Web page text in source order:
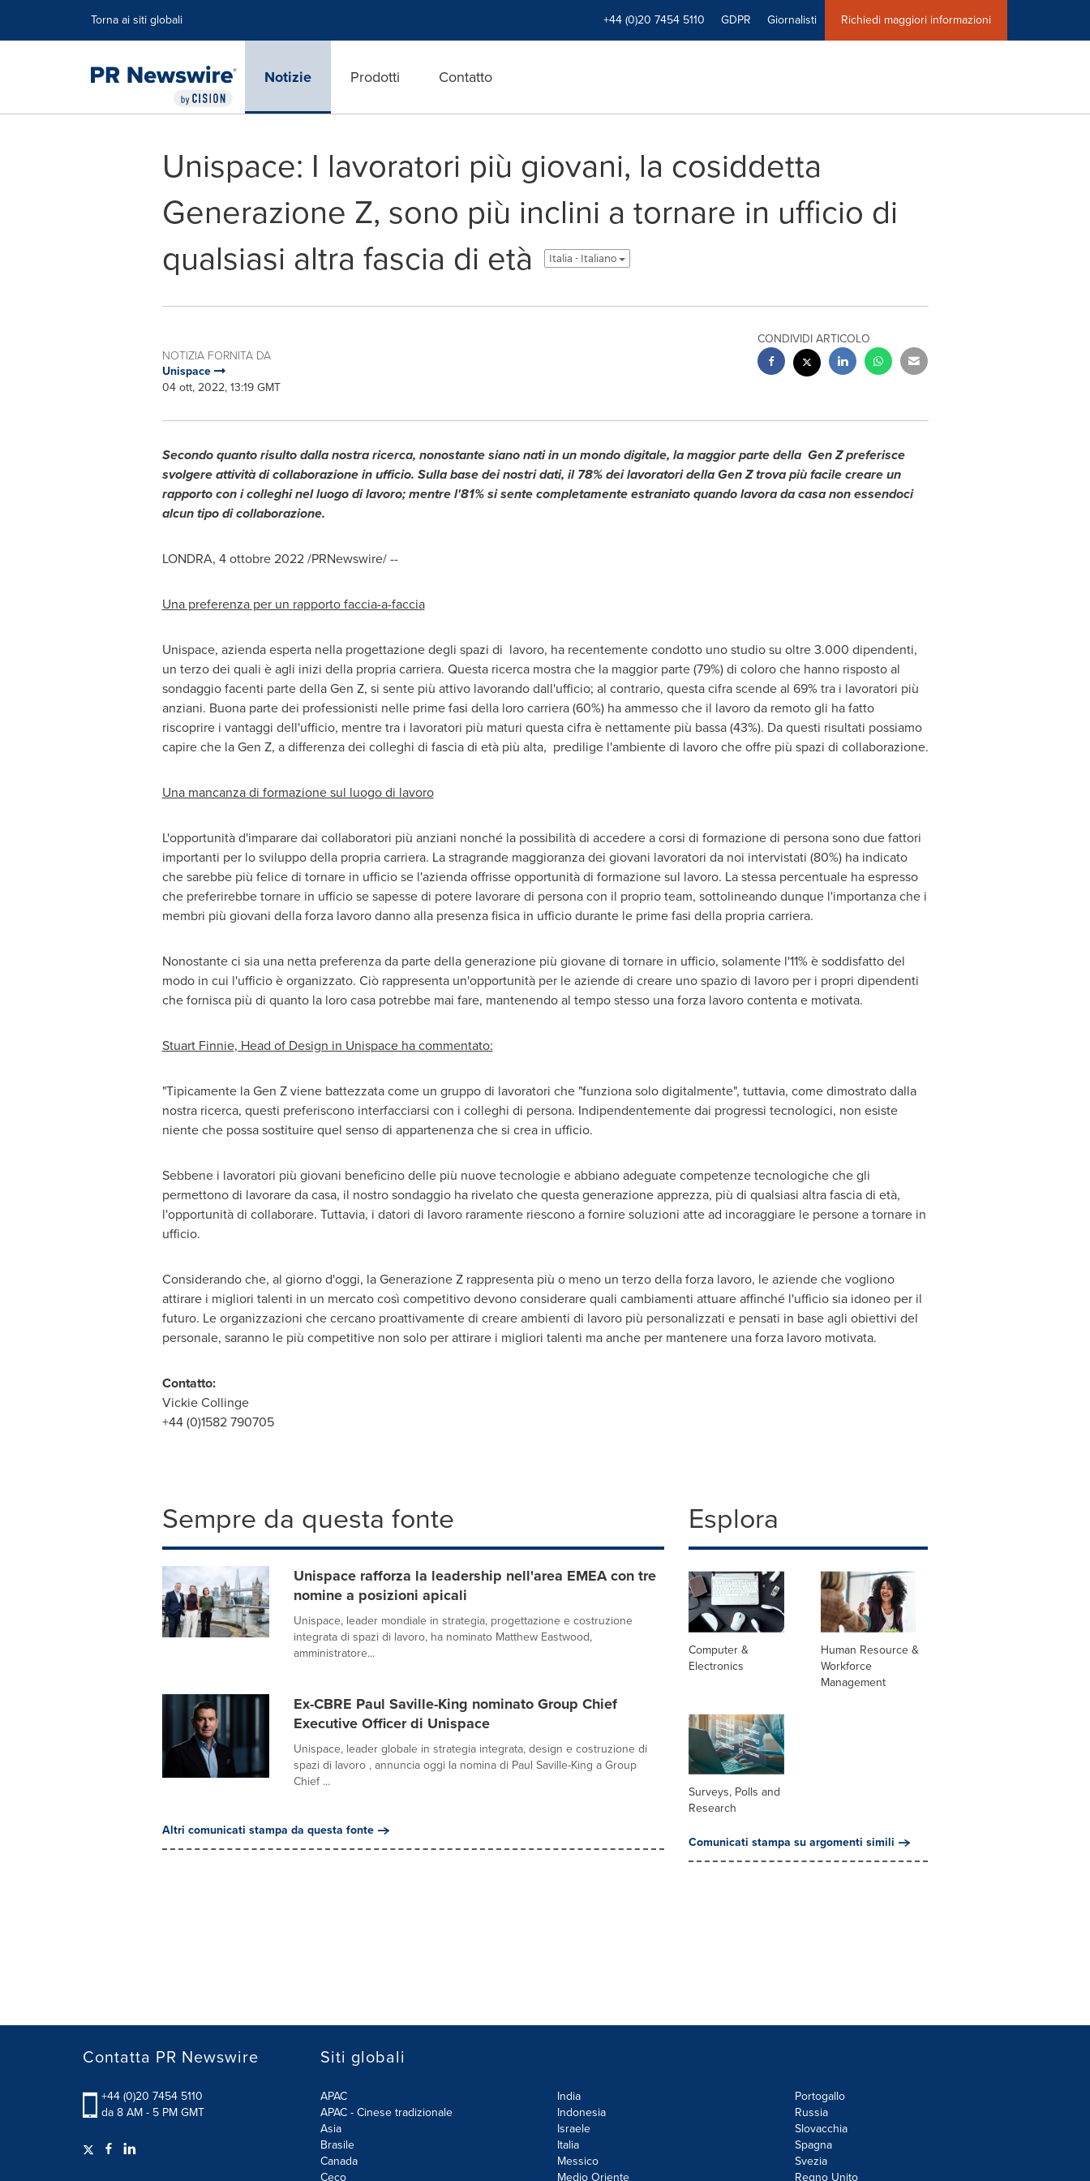
Torna ai siti globali +44 (0)20 7454 5110 GDPR Giornalisti Richiedi maggiori informazioni
Notizie Prodotti Contatto
Unispace: I lavoratori più giovani, la cosiddetta
Generazione Z, sono più inclini a tornare in ufficio di
qualsiasi altra fascia di età
Italia - Italiano
NOTIZIA FORNITA DA
Unispace
04 ott, 2022, 13:19 GMT
CONDIVIDI ARTICOLO
Secondo quanto risulto dalla nostra ricerca, nonostante siano nati in un mondo digitale, la maggior parte della Gen Z preferisce
svolgere attività di collaborazione in ufficio. Sulla base dei nostri dati, il 78% dei lavoratori della Gen Z trova più facile creare un
rapporto con i colleghi nel luogo di lavoro; mentre l'81% si sente completamente estraniato quando lavora da casa non essendoci
alcun tipo di collaborazione.
LONDRA, 4 ottobre 2022/PRNewswire/ --
Una preferenza per un rapporto faccia-a-faccia
Unispace, azienda esperta nella progettazione degli spazi di lavoro, ha recentemente condotto uno studio su oltre 3.000 dipendenti,
un terzo dei quali è agli inizi della propria carriera. Questa ricerca mostra che la maggior parte (79%) di coloro che hanno risposto al
sondaggio facenti parte della Gen Z, si sente più attivo lavorando dall'ufficio; al contrario, questa cifra scende al 69% tra i lavoratori più
anziani. Buona parte dei professionisti nelle prime fasi della loro carriera (60%) ha ammesso che il lavoro da remoto gli ha fatto
riscoprire i vantaggi dell'ufficio, mentre tra i lavoratori più maturi questa cifra è nettamente più bassa (43%). Da questi risultati possiamo
capire che la Gen Z, a differenza dei colleghi di fascia di età più alta, predilige l'ambiente di lavoro che offre più spazi di collaborazione.
Una mancanza di formazione sul luogo di lavoro
L'opportunità d'imparare dai collaboratori più anziani nonché la possibilità di accedere a corsi di formazione di persona sono due fattori
importanti per lo sviluppo della propria carriera. La stragrande maggioranza dei giovani lavoratori da noi intervistati (80%) ha indicato
che sarebbe più felice di tornare in ufficio se l'azienda offrisse opportunità di formazione sul lavoro. La stessa percentuale ha espresso
che preferirebbe tornare in ufficio se sapesse di potere lavorare di persona con il proprio team, sottolineando dunque l'importanza che i
membri più giovani della forza lavoro danno alla presenza fisica in ufficio durante le prime fasi della propria carriera.
Nonostante ci sia una netta preferenza da parte della generazione più giovane di tornare in ufficio, solamente l'11% è soddisfatto del
modo in cui l'ufficio è organizzato. Ciò rappresenta un'opportunità per le aziende di creare uno spazio di lavoro per i propri dipendenti
che fornisca più di quanto la loro casa potrebbe mai fare, mantenendo al tempo stesso una forza lavoro contenta e motivata.
Stuart Finnie, Head of Design in Unispace ha commentato:
"Tipicamente la Gen Z viene battezzata come un gruppo di lavoratori che "funziona solo digitalmente", tuttavia, come dimostrato dalla
nostra ricerca, questi preferiscono interfacciarsi con i colleghi di persona. Indipendentemente dai progressi tecnologici, non esiste
niente che possa sostituire quel senso di appartenenza che si crea in ufficio.
Sebbene i lavoratori più giovani beneficino delle più nuove tecnologie e abbiano adeguate competenze tecnologiche che gli
permettono di lavorare da casa, il nostro sondaggio ha rivelato che questa generazione apprezza, più di qualsiasi altra fascia di età,
l'opportunità di collaborare. Tuttavia, i datori di lavoro raramente riescono a fornire soluzioni atte ad incoraggiare le persone a tornare in
ufficio.
Considerando che, al giorno d'oggi, la Generazione Z rappresenta più o meno un terzo della forza lavoro, le aziende che vogliono
attirare i migliori talenti in un mercato così competitivo devono considerare quali cambiamenti attuare affinché l'ufficio sia idoneo per il
futuro. Le organizzazioni che cercano proattivamente di creare ambienti di lavoro più personalizzati e pensati in base agli obiettivi del
personale, saranno le più competitive non solo per attirare i migliori talenti ma anche per mantenere una forza lavoro motivata.
Contatto:
Vickie Collinge
+44 (0)1582 790705
Sempre da questa fonte
Unispace rafforza la leadership nell'area EMEA con tre
nomine a posizioni apicali
Unispace, leader mondiale in strategia, progettazione e costruzione
integrata di spazi di lavoro, ha nominato Matthew Eastwood,
amministratore...
Ex-CBRE Paul Saville-King nominato Group Chief
Executive Officer di Unispace
Unispace, leader globale in strategia integrata, design e costruzione di
spazi di lavoro , annuncia oggi la nomina di Paul Saville-King a Group
Chief ...
Altri comunicati stampa da questa fonte
Esplora
Computer &
Electronics
Human Resource &
Workforce
Management
Surveys, Polls and
Research
Comunicati stampa su argomenti simili
Contatta PR Newswire
+44 (0)20 7454 5110
da 8 AM - 5 PM GMT
Siti globali
APAC
APAC - Cinese tradizionale
Asia
Brasile
Canada
Ceco
India
Indonesia
Israele
Italia
Messico
Medio Oriente
Portogallo
Russia
Slovacchia
Spagna
Svezia
Regno Unito